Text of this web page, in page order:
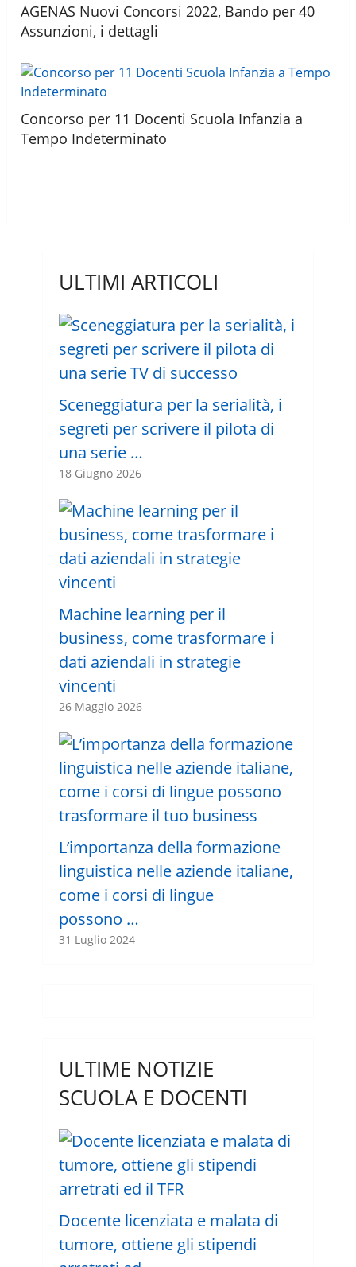
AGENAS Nuovi Concorsi 2022, Bando per 40
Assunzioni, i dettagli
Concorso per 11 Docenti Scuola Infanzia a
Tempo Indeterminato
ULTIMI ARTICOLI
Sceneggiatura per la serialità, i
segreti per scrivere il pilota di
una serie …
18 Giugno 2026
Machine learning per il
business, come trasformare i
dati aziendali in strategie
vincenti
26 Maggio 2026
L’importanza della formazione
linguistica nelle aziende italiane,
come i corsi di lingue
possono …
31 Luglio 2024
ULTIME NOTIZIE
SCUOLA E DOCENTI
Docente licenziata e malata di
tumore, ottiene gli stipendi